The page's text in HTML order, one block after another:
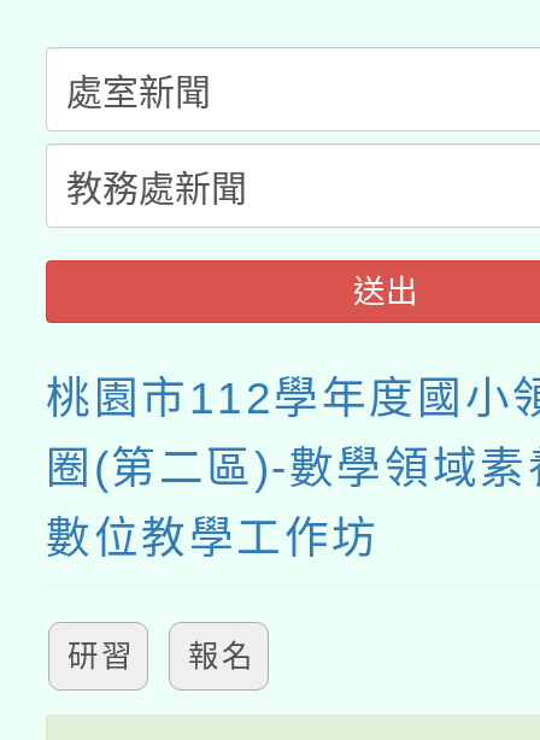
接種之民眾」措施，延
月28日止
送出
桃園市112學年度國小
圈(第二區)-數學領域
數位教學工作坊
研習 報名